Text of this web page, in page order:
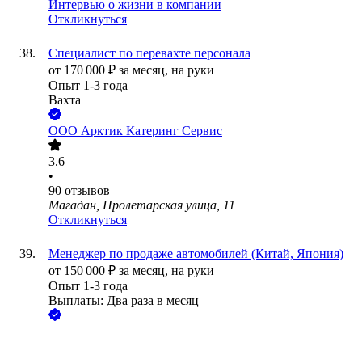
Интервью о жизни в компании
Откликнуться
Специалист по перевахте персонала
от 170 000 ₽ за месяц, на руки
Опыт 1-3 года
Вахта
ООО Арктик Катеринг Сервис
3.6
•
90 отзывов
Магадан, Пролетарская улица, 11
Откликнуться
Менеджер по продаже автомобилей (Китай, Япония)
от 150 000 ₽ за месяц, на руки
Опыт 1-3 года
Выплаты: Два раза в месяц